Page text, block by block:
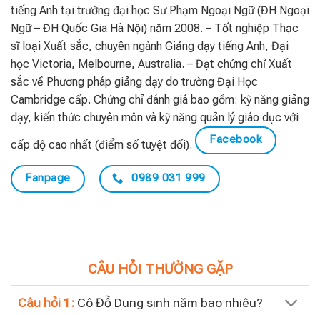
tiếng Anh tại trường đại học Sư Phạm Ngoại Ngữ (ĐH Ngoại
Ngữ – ĐH Quốc Gia Hà Nội) năm 2008. – Tốt nghiệp Thạc
sĩ loại Xuất sắc, chuyên ngành Giảng dạy tiếng Anh, Đại
học Victoria, Melbourne, Australia. – Đạt chứng chỉ Xuất
sắc về Phương pháp giảng dạy do trường Đại Học
Cambridge cấp. Chứng chỉ đánh giá bao gồm: kỹ năng giảng
dạy, kiến thức chuyên môn và kỹ năng quản lý giáo dục với
cấp độ cao nhất (điểm số tuyệt đối). Facebook
Fanpage 0989 031 999
CÂU HỎI THƯỜNG GẶP
Câu hỏi 1: Cô Đỗ Dung sinh năm bao nhiêu?